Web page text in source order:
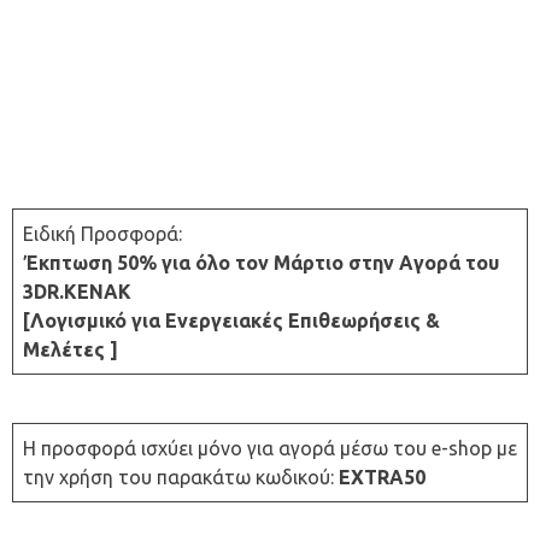
Ειδική Προσφορά:
Έκπτωση 50% για όλο τον Μάρτιο στην Aγορά του
3DR.ΚΕΝΑΚ
[Λογισμικό για Ενεργειακές Επιθεωρήσεις &
Μελέτες ]
Η προσφορά ισχύει μόνο για αγορά μέσω του e-shop με
την χρήση του παρακάτω κωδικού: EXTRA50